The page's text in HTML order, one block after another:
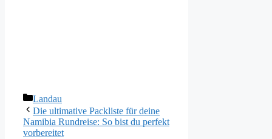
Kategorien
Landau
Die ultimative Packliste für deine
Namibia Rundreise: So bist du perfekt
vorbereitet